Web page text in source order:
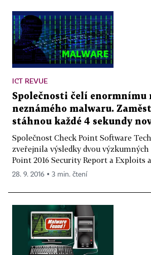
ICT REVUE
Společnosti čelí enormnímu
neznámého malwaru.
stáhnou každé 4 sekundy
Společnost Check Point Software
zveřejnila výsledky dvou
Point 2016 Security Report a Exploits
28. 9. 2016 ▪ 3 min. čtení